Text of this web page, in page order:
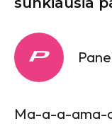
Ma-a-a-ama-